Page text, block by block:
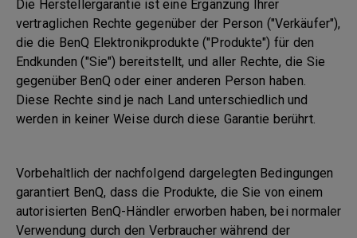
Die Herstellergarantie ist eine Ergänzung Ihrer
vertraglichen Rechte gegenüber der Person ("Verkäufer"),
die die BenQ Elektronikprodukte ("Produkte") für den
Endkunden ("Sie") bereitstellt, und aller Rechte, die Sie
gegenüber BenQ oder einer anderen Person haben.
Diese Rechte sind je nach Land unterschiedlich und
werden in keiner Weise durch diese Garantie berührt.
Vorbehaltlich der nachfolgend dargelegten Bedingungen
garantiert BenQ, dass die Produkte, die Sie von einem
autorisierten BenQ-Händler erworben haben, bei normaler
Verwendung durch den Verbraucher während der